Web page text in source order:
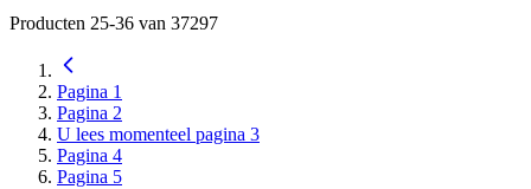
Producten 25-36 van 37297
Pagina 1
Pagina 2
U lees momenteel pagina 3
Pagina 4
Pagina 5